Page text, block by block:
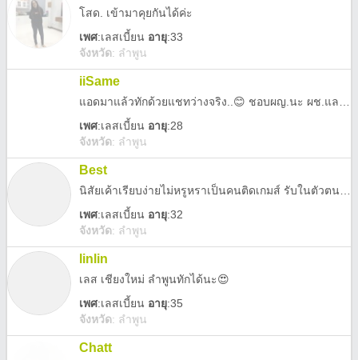
โสด. เข้ามาคุยกันได้ค่ะ
เพศ:เลสเบี้ยน อายุ:33
จังหวัด: ลำพูน
iiSame
เพศ:เลสเบี้ยน อายุ:28
จังหวัด: ลำพูน
Best
เพศ:เลสเบี้ยน อายุ:32
จังหวัด: ลำพูน
linlin
เลส เชียงใหม่​ ลำ​พูน​ทัก​ได้​นะ​😍
เพศ:เลสเบี้ยน อายุ:35
จังหวัด: ลำพูน
Chatt